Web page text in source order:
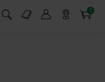
Suchfeld einblenden
Markt-Angebote 0
Artikel